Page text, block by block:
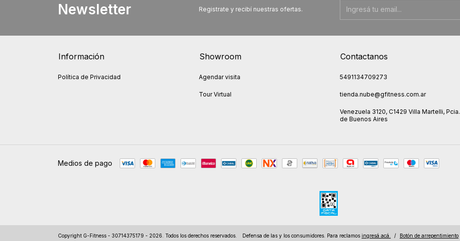
Newsletter Registrate y recibí nuestras ofertas.
Información
Política de Privacidad
Showroom
Agendar visita
Tour Virtual
Contactanos
5491134709273
tienda.nube@gfitness.com.ar
Venezuela 3120, C1429 Villa Martelli, Pcia.
de Buenos Aires
Medios de pago
Copyright G-Fitness - 30714375179 - 2026. Todos los derechos reservados. Defensa de las y los consumidores. Para reclamos ingresá acá. / Botón de arrepentimiento